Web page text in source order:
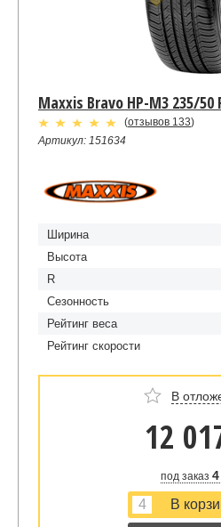
Maxxis Bravo HP-M3 235/50
(отзывов 133)
Артикул: 151634
Ширина
Высота
R
Сезонность
Рейтинг веса
Рейтинг скорости
В
12
под заказ 4